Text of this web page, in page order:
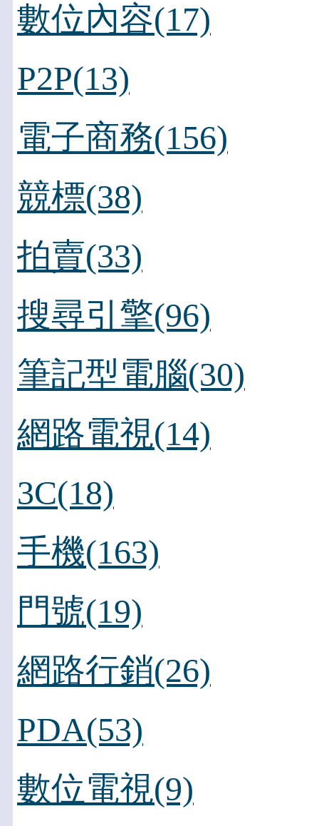
數位內容(17)
P2P(13)
電子商務(156)
競標(38)
拍賣(33)
搜尋引擎(96)
筆記型電腦(30)
網路電視(14)
3C(18)
手機(163)
門號(19)
網路行銷(26)
PDA(53)
數位電視(9)